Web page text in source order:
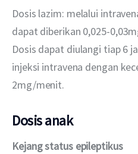
Dosis lazim: melalui
dapat diberikan 0,025-
Dosis dapat diulangi tiap 6
injeksi intravena dengan
2mg/menit.
Dosis anak
Kejang status epileptikus